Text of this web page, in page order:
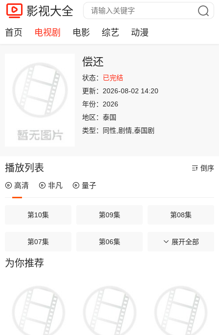
影视大全
首页 电视剧 电影 综艺 动漫
偿还
状态： 已完结
更新： 2026-08-02 14:20
年份： 2026
地区： 泰国
类型：
同性,剧情,泰国剧
播放列表 倒序
高清 非凡 量子
第10集 第09集 第08集
第07集 第06集 第05集
第04集
展开全部
为你推荐